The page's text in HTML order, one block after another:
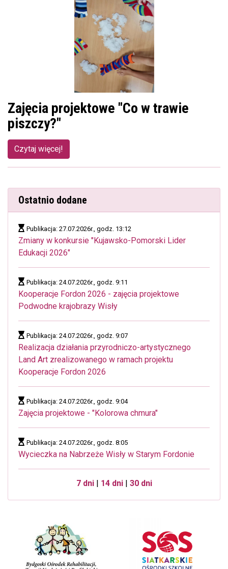
Zajęcia projektowe "Co w trawie
piszczy?"
Czytaj więcej!
Ostatnio dodane
Publikacja: 27.07.2026r., godz. 13:12
Zmiany w konkursie "Kujawsko-Pomorski Lider
Edukacji 2026"
Publikacja: 24.07.2026r., godz. 9:11
Kooperacje Fordon 2026 - zajęcia projektowe
Podwodne krajobrazy Wisły
Publikacja: 24.07.2026r., godz. 9:07
Realizacja działania przyrodniczo-artystycznego
Land Art zrealizowanego w ramach projektu
Kooperacje Fordon 2026
Publikacja: 24.07.2026r., godz. 9:04
Zajęcia projektowe - "Kolorowa chmura"
Publikacja: 24.07.2026r., godz. 8:05
Wycieczka na Nabrzeże Wisły w Starym Fordonie
7 dni| 14 dni| 30 dni